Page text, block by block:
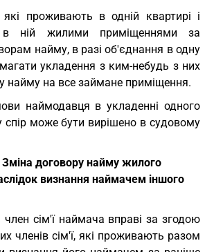
проживають в одній квартирі і
в ній жилими приміщеннями за
найму, в разі об'єднання в одну
укладення з ким-небудь з них
найму на все займане приміщення.
наймодавця в укладенні одного
спір може бути вирішено в судовому
Зміна договору найму жилого
визнання наймачем іншого
член сім'ї наймача вправі за згодою
членів сім'ї, які проживають разом